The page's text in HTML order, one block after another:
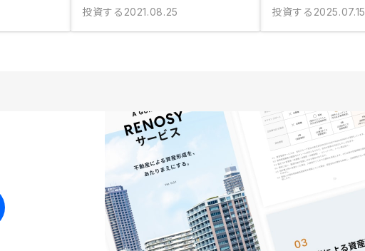
投資する 2021.08.25 投資する 2025.07.15